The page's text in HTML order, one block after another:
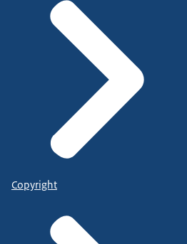
Copyright